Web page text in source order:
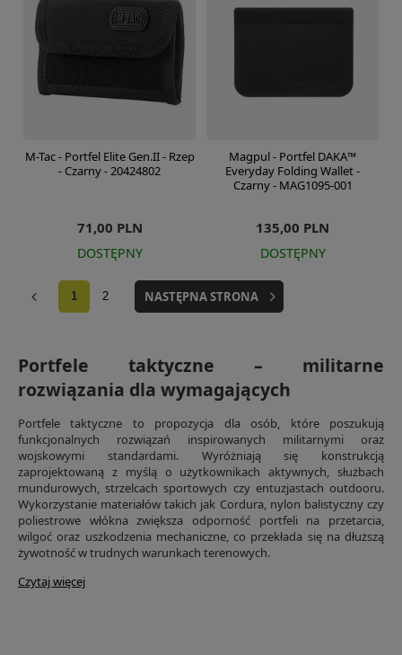
M-Tac - Portfel Elite Gen.II - Rzep
- Czarny - 20424802
71,00 PLN
DOSTĘPNY
Magpul - Portfel DAKA™
Everyday Folding Wallet -
Czarny - MAG1095-001
135,00 PLN
DOSTĘPNY
1 2 NASTĘPNA STRONA
Portfele taktyczne – militarne
rozwiązania dla wymagających
Portfele taktyczne to propozycja dla osób, które poszukują
funkcjonalnych rozwiązań inspirowanych militarnymi oraz
wojskowymi standardami. Wyróżniają się konstrukcją
zaprojektowaną z myślą o użytkownikach aktywnych, służbach
mundurowych, strzelcach sportowych czy entuzjastach outdooru.
Wykorzystanie materiałów takich jak Cordura, nylon balistyczny czy
poliestrowe włókna zwiększa odporność portfeli na przetarcia,
wilgoć oraz uszkodzenia mechaniczne, co przekłada się na dłuższą
żywotność w trudnych warunkach terenowych.
Czytaj więcej